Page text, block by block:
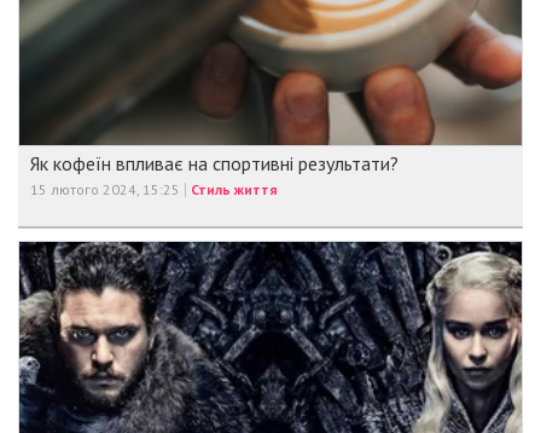
Як кофеїн впливає на спортивні результати?
15 лютого 2024, 15:25 Стиль життя